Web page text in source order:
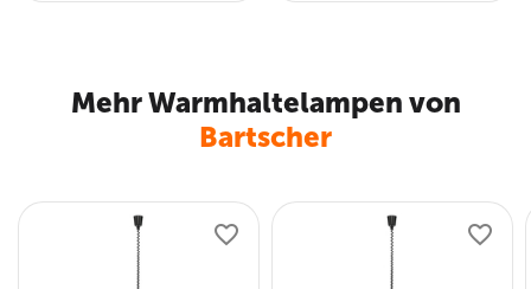
Mehr Warmhaltelampen von
Bartscher